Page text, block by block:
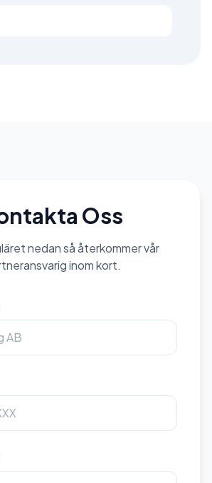
Oss
nedan så återkommer vår
inom kort.